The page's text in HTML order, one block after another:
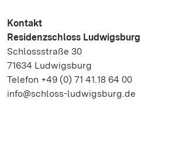
Kontakt
Residenzschloss Ludwigsburg
Schlossstraße 30
71634 Ludwigsburg
Telefon +49 (0) 71 41.18 64 00
info@schloss-ludwigsburg.de